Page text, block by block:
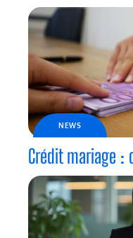
NEWS
Crédit mariage :